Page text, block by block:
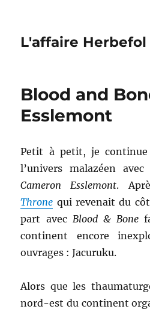
L'affaire Herbefol
Blood and
Esslemont
Petit à petit, je
l’univers malazéen
Cameron Esslemont.
Throne qui revenait du
part avec Blood & Bone
continent encore
ouvrages : Jacuruku.
Alors que les
nord-est du continent